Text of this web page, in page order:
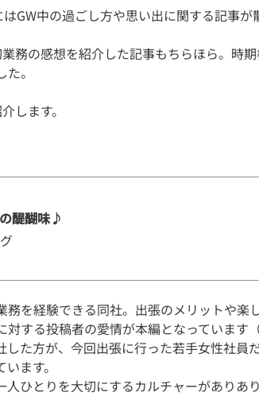
GW中の過ごし方や思い出に関する記事が
務の感想を紹介した記事もちらほら。時
します。
醍醐味♪
を経験できる同社。出張のメリットや楽
する投稿者の愛情が本編となっています（
た方が、今回出張に行った若手女性社員
ます。
ひとりを大切にするカルチャーがありあ